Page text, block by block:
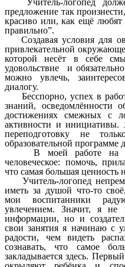
Учитель-логопед
предложение так
красиво или, как ещё любят
правильно”.
Создавая условия для
привлекательной
которой несёт в себе
удовольствие и
можно увлечь,
диалогу.
Бесспорно, успех в
знаний, осведомлённости
достижениях смежных с
активности и инициативы.
переподготовку не
образовательной программе
В моей работе на
человеческое: помочь,
что самая большая ценность
Учитель-логопед
иметь за душой что-то
мои воспитанники
увлечением. Значит, я не
информации, но и
свои занятия я начинаю с
радости, чем видеть
сознавать, что самое
закладывается здесь.